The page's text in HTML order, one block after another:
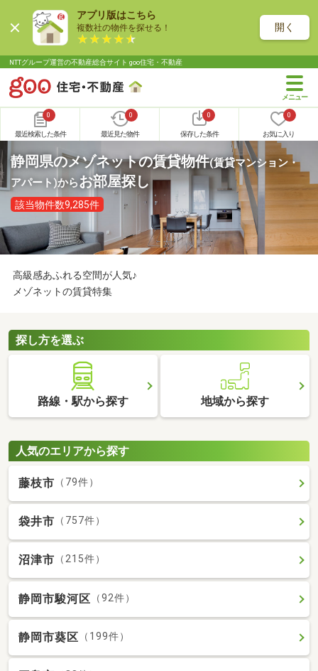
アプリ版はこちら
複数社の物件を探せる！ 開く
NTTグループ運営の不動産総合サイト goo住宅・不動産
0
最近検索した条件
0
最近見た物件
0
保存した条件
0
お気に入り
静岡県のメゾネットの賃貸物件(賃貸マンション・
アパート)からお部屋探し
該当物件数9,285件
高級感あふれる空間が人気♪
メゾネットの賃貸特集
探し方を選ぶ
路線・駅から探す 地域から探す
人気のエリアから探す
藤枝市 （79件）
袋井市 （757件）
沼津市 （215件）
静岡市駿河区 （92件）
静岡市葵区 （199件）